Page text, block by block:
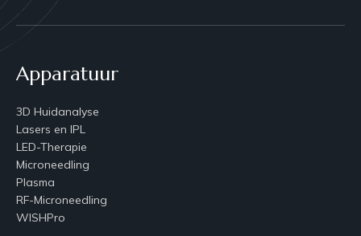
Apparatuur
3D Huidanalyse
Lasers en IPL
LED-Therapie
Microneedling
Plasma
RF-Microneedling
WISHPro